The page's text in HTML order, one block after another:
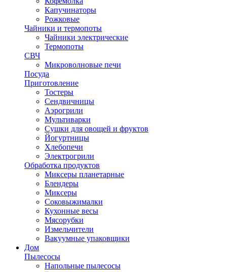
Капучинаторы
Рожковые
Чайники и термопоты
Чайники электрические
Термопоты
СВЧ
Микроволновые печи
Посуда
Приготовление
Тостеры
Сендвичницы
Аэрогрили
Мультиварки
Сушки для овощей и фруктов
Йогуртницы
Хлебопечи
Электрогрили
Обработка продуктов
Миксеры планетарные
Блендеры
Миксеры
Соковыжималки
Кухонные весы
Мясорубки
Измельчители
Вакуумные упаковщики
Дом
Пылесосы
Напольные пылесосы